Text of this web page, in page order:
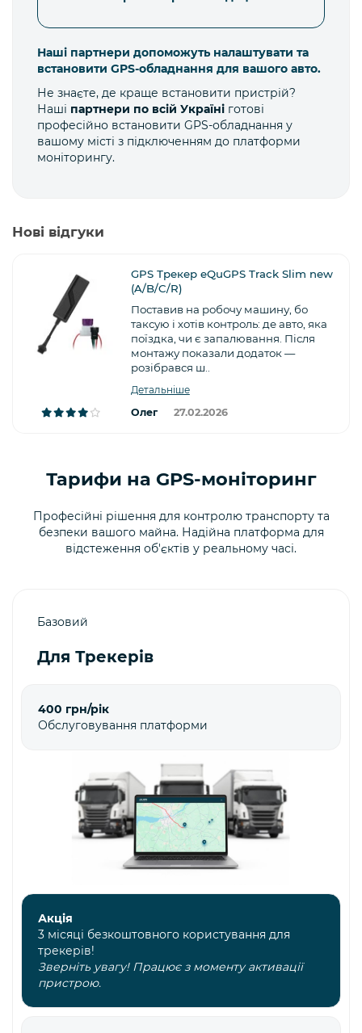
Наші партнери допоможуть налаштувати та
встановити GPS-обладнання для вашого авто.
Не знаєте, де краще встановити пристрій?
Наші партнери по всій Україні готові
професійно встановити GPS-обладнання у
вашому місті з підключенням до платформи
моніторингу.
Нові відгуки
GPS Трекер eQuGPS Track Slim new
(A/B/C/R)
Поставив на робочу машину, бо
таксую і хотів контроль: де авто, яка
поїздка, чи є запалювання. Після
монтажу показали додаток —
розібрався ш..
Детальніше
Олег
27.02.2026
Тарифи на GPS-моніторинг
Професійні рішення для контролю транспорту та
безпеки вашого майна. Надійна платформа для
відстеження об'єктів у реальному часі.
Базовий
Для Трекерів
400 грн/рік
Обслуговування платформи
Акція
3 місяці безкоштовного користування для
трекерів!
Зверніть увагу! Працює з моменту активації
пристрою.